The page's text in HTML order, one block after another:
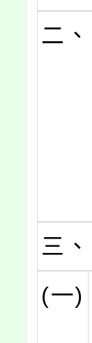
二、
三、
(一)